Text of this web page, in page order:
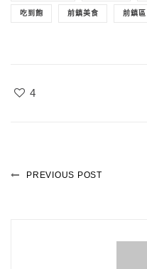
吃到飽 前鎮美食 前鎮區
4
PREVIOUS POST